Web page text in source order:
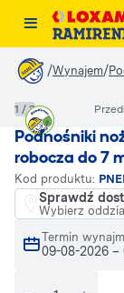
/Wynajem/
Podnośniki
robocza do 7
Kod produktu:
Sprawdź
Wybierz
Termin
09-08-2026 –
1 / 3